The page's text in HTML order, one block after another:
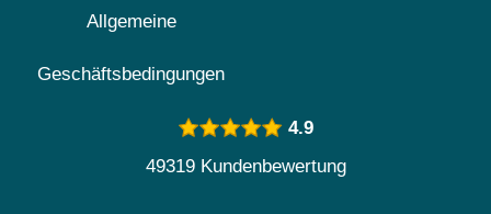
Allgemeine
Geschäftsbedingungen
4.9
49319 Kundenbewertung